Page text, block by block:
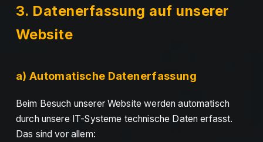
3. Datenerfassung auf unserer
Website
a) Automatische Datenerfassung
Beim Besuch unserer Website werden automatisch
durch unsere IT-Systeme technische Daten erfasst.
Das sind vor allem: